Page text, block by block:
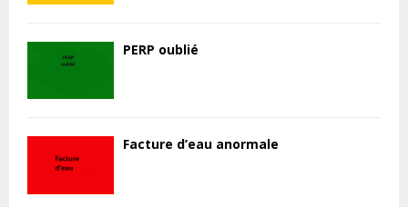
PERP oublié
Facture d’eau anormale